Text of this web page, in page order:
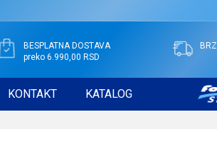
BESPLATNA DOSTAVA
preko 6.990,00 RSD
KONTAKT KATALOG